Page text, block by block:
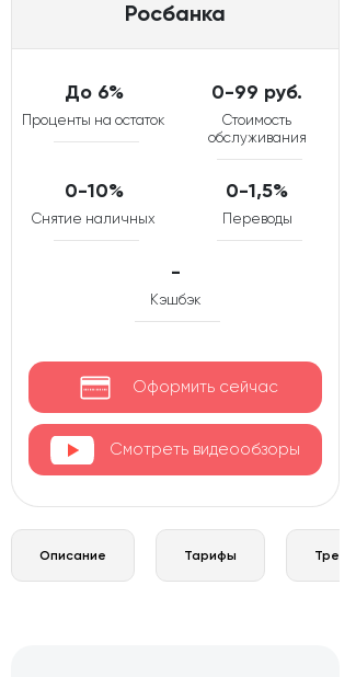
Росбанка
До 6%
Проценты на остаток
0-99 руб.
Стоимость
обслуживания
0-10%
Снятие наличных
0-1,5%
Переводы
-
Кэшбэк
Оформить сейчас
Смотреть видеообзоры
Описание Тарифы